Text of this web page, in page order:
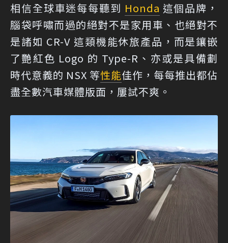
相信全球車迷每每聽到 Honda 這個品牌，
腦袋呼嘯而過的絕對不是家用車、也絕對不
是諸如 CR-V 這類機能休旅產品，而是鑲嵌
了艷紅色 Logo 的 Type-R、亦或是具備劃
時代意義的 NSX 等性能佳作，每每推出都佔
盡全數汽車媒體版面，屢試不爽。